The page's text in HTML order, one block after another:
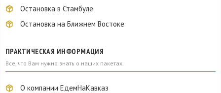
Остановка в Стамбуле
Остановка на Ближнем Востоке
ПРАКТИЧЕСКАЯ ИНФОРМАЦИЯ
Все, что Вам нужно знать о наших пакетах.
О компании ЕдемНаКавказ